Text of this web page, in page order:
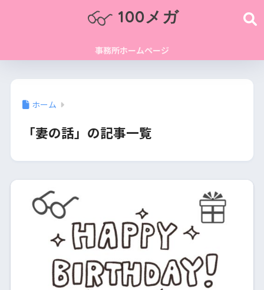
100メガ
事務所ホームページ
ホーム
「妻の話」の記事一覧